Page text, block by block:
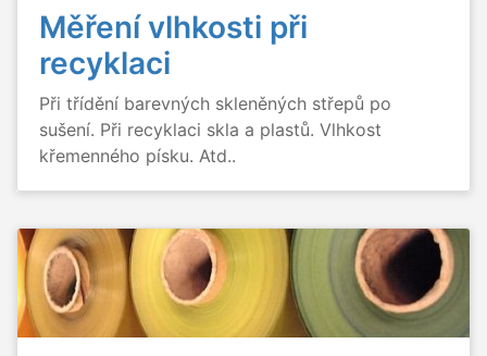
Měření vlhkosti při
recyklaci
Při třídění barevných skleněných střepů po
sušení. Při recyklaci skla a plastů. Vlhkost
křemenného písku. Atd..